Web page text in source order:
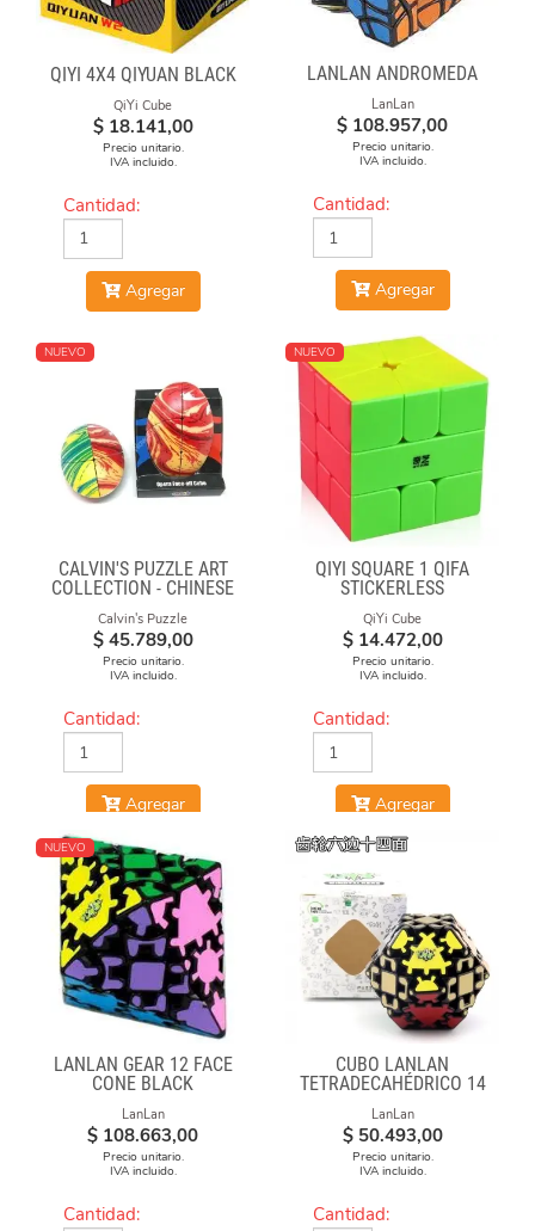
QIYI 4X4 QIYUAN BLACK
QiYi Cube
$ 18.141,00
Precio unitario.
IVA incluido.
Cantidad:
Agregar
LANLAN ANDROMEDA
LanLan
$ 108.957,00
Precio unitario.
IVA incluido.
Cantidad:
Agregar
NUEVO
CALVIN'S PUZZLE ART
COLLECTION - CHINESE
OPERA FACE-OFF CUBE
(MOLTEN LAVA)
Calvin's Puzzle
$ 45.789,00
Precio unitario.
IVA incluido.
Cantidad:
Agregar
NUEVO
QIYI SQUARE 1 QIFA
STICKERLESS
QiYi Cube
$ 14.472,00
Precio unitario.
IVA incluido.
Cantidad:
Agregar
NUEVO
LANLAN GEAR 12 FACE
CONE BLACK
LanLan
$ 108.663,00
Precio unitario.
IVA incluido.
Cantidad:
CUBO LANLAN
TETRADECAHÉDRICO 14
FACES GEAR CUBE
BLACK
LanLan
$ 50.493,00
Precio unitario.
IVA incluido.
Cantidad: